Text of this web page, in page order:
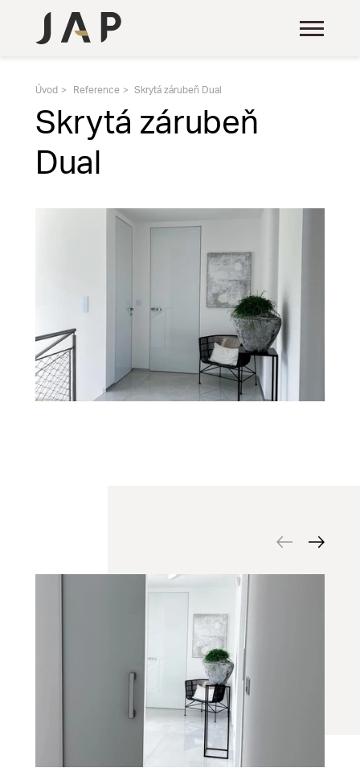
Úvod Reference Skrytá zárubeň Dual
Skrytá zárubeň
Dual